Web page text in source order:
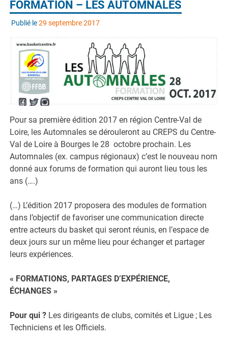
FORMATION – LES AUTOMNALES
Publié le29 septembre 2017
Pour sa première édition 2017 en région Centre-Val de
Loire, les Automnales se dérouleront au CREPS du Centre-
Val de Loire à Bourges le 28 octobre prochain. Les
Automnales (ex. campus régionaux) c’est le nouveau nom
donné aux forums de formation qui auront lieu tous les
ans (….)
(…) L’édition 2017 proposera des modules de formation
dans l’objectif de favoriser une communication directe
entre acteurs du basket qui seront réunis, en l’espace de
deux jours sur un même lieu pour échanger et partager
leurs expériences.
« FORMATIONS, PARTAGES D’EXPÉRIENCE,
ÉCHANGES »
Pour qui ? Les dirigeants de clubs, comités et Ligue ; Les
Techniciens et les Officiels.